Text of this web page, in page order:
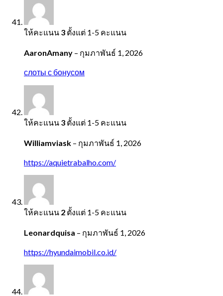
ให้คะแนน 3 ตั้งแต่ 1-5 คะแนน
AaronAmany – กุมภาพันธ์ 1, 2026
слоты с бонусом
ให้คะแนน 3 ตั้งแต่ 1-5 คะแนน
Williamviask – กุมภาพันธ์ 1, 2026
https://aquietrabalho.com/
ให้คะแนน 2 ตั้งแต่ 1-5 คะแนน
Leonardquisa – กุมภาพันธ์ 1, 2026
https://hyundaimobil.co.id/